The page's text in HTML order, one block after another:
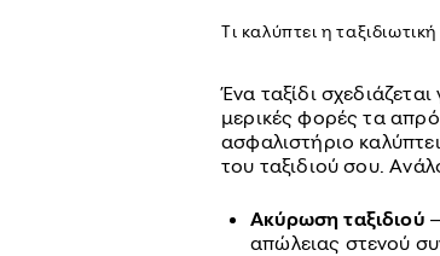
Τι καλύπτει η
Ένα ταξίδι
μερικές φορές τα
ασφαλιστήριο
του ταξιδιού σου.
Ακύρωση ταξιδιού—
απώλειας στενού